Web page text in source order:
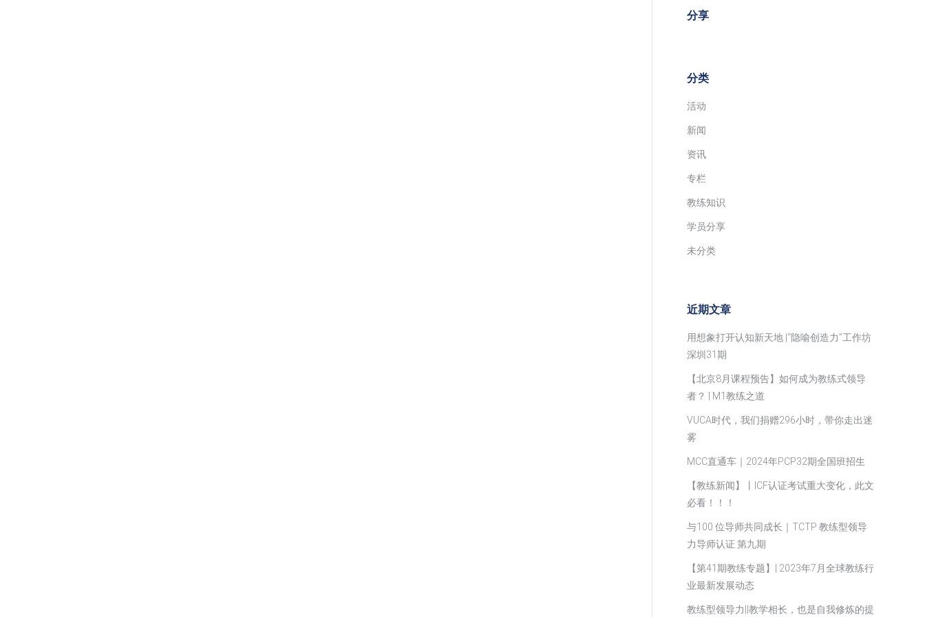
分享
分类
活动
新闻
资讯
专栏
教练知识
学员分享
未分类
近期文章
用想象打开认知新天地 |“隐喻创造力”工作坊
深圳31期
【北京8月课程预告】如何成为教练式领导
者？ | M1教练之道
VUCA时代，我们捐赠296小时，带你走出迷
雾
MCC直通车｜2024年PCP32期全国班招生
【教练新闻】丨ICF认证考试重大变化，此文
必看！！！
与100 位导师共同成长｜TCTP 教练型领导
力导师认证 第九期
【第41期教练专题】| 2023年7月全球教练行
业最新发展动态
教练型领导力||教学相长，也是自我修炼的提